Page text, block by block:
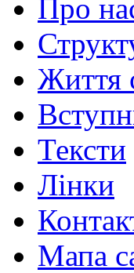
Про
Життя
Тексти
Лінки
Мапа